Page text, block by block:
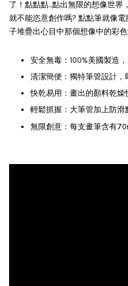
了！點點點...點出無限的想像世
就不能恣意創作嗎? 點點筆就像
子堆疊出心目中那個想像中的彩色
安全無毒：100%美國製造
清潔簡便：獨特筆管設計，
快乾易用：畫出的顏料乾燥
輕鬆抓握：大筆管加上防滑
無限創意：每支畫筆含有